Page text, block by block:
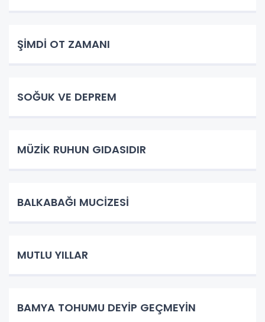
ŞİMDİ OT ZAMANI
SOĞUK VE DEPREM
MÜZİK RUHUN GIDASIDIR
BALKABAĞI MUCİZESİ
MUTLU YILLAR
BAMYA TOHUMU DEYİP GEÇMEYİN